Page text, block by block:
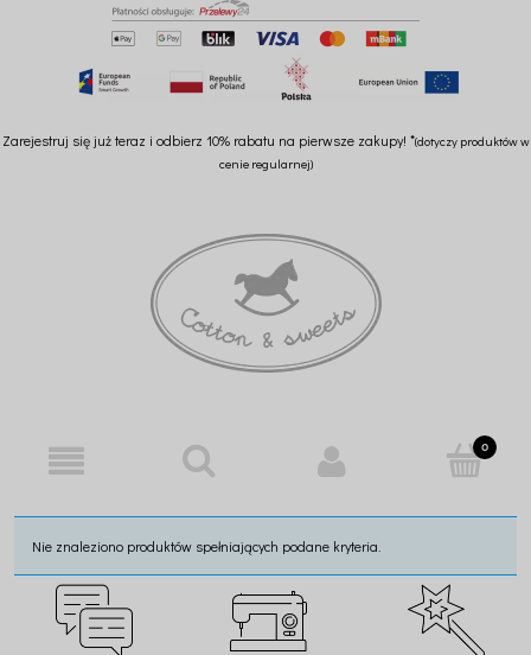
Zarejestruj się już teraz i odbierz 10% rabatu na pierwsze zakupy! *(dotyczy produktów w
cenie regularnej)
Nie znaleziono produktów spełniających podane kryteria.